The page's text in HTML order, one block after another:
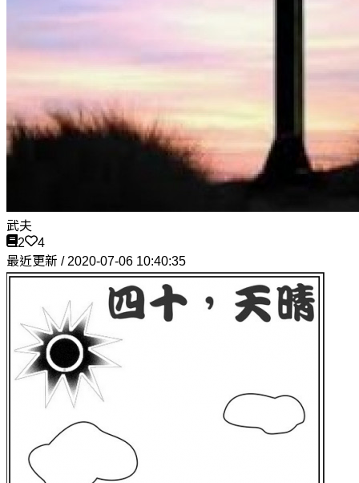
武夫
2
4
最近更新 / 2020-07-06 10:40:35